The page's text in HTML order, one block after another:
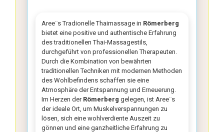
Aree¨s Tradionelle Thaimassage in Römerberg
bietet eine positive und authentische Erfahrung
des traditionellen Thai-Massagestils,
durchgeführt von professionellen Therapeuten.
Durch die Kombination von bewährten
traditionellen Techniken mit modernen Methoden
des Wohlbefindens schaffen sie eine
Atmosphäre der Entspannung und Erneuerung.
Im Herzen der Römerberg gelegen, ist Aree¨s
der ideale Ort, um Muskelverspannungen zu
lösen, sich eine wohlverdiente Auszeit zu
gönnen und eine ganzheitliche Erfahrung zu